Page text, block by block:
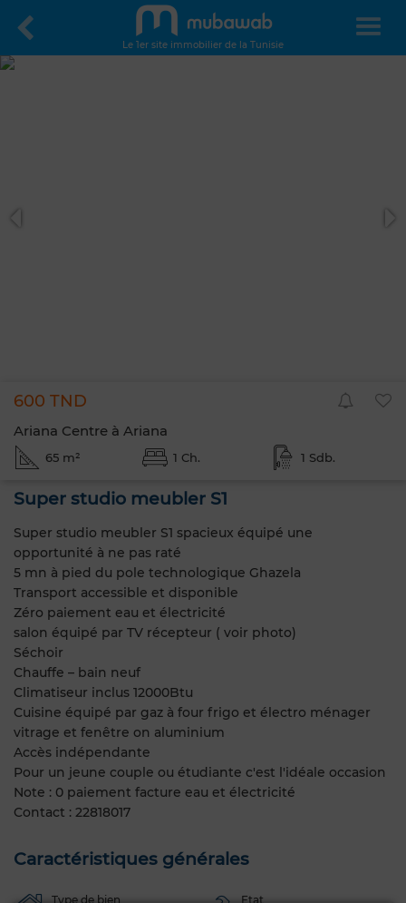
Le 1er site immobilier de la Tunisie
600 TND
Ariana Centre à Ariana
65 m² 1 Ch. 1 Sdb.
Super studio meubler S1
Super studio meubler S1 spacieux équipé une
opportunité à ne pas raté
5 mn à pied du pole technologique Ghazela
Transport accessible et disponible
Zéro paiement eau et électricité
salon équipé par TV récepteur ( voir photo)
Séchoir
Chauffe – bain neuf
Climatiseur inclus 12000Btu
Cuisine équipé par gaz à four frigo et électro ménager
vitrage et fenêtre on aluminium
Accès indépendante
Pour un jeune couple ou étudiante c'est l'idéale occasion
Note : 0 paiement facture eau et électricité
Contact : 22818017
Caractéristiques générales
Type de bien Etat